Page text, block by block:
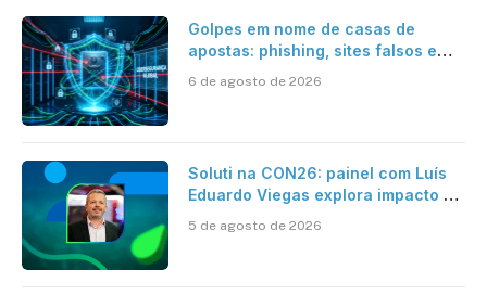
Golpes em nome de casas de
apostas: phishing, sites falsos e
6 de agosto de 2026
Soluti na CON26: painel com Luís
Eduardo Viegas explora impacto de
Contabilidade
5 de agosto de 2026